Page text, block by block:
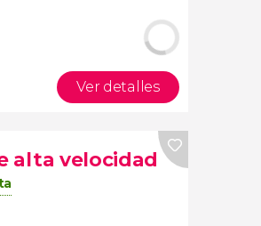
Ver detalles
alta velocidad